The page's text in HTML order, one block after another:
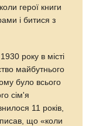
герої книги
і битися з
року в місті
майбутнього
було всього
сім'я
11 років,
що «коли